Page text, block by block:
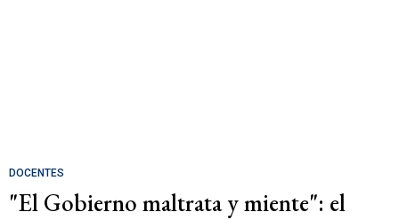
DOCENTES
"El Gobierno maltrata y miente": el